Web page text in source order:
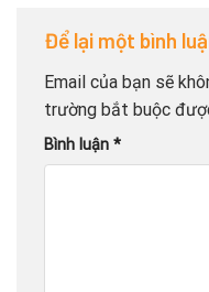
Để lại một bình
Email của bạn sẽ
trường bắt buộc
Bình luận *